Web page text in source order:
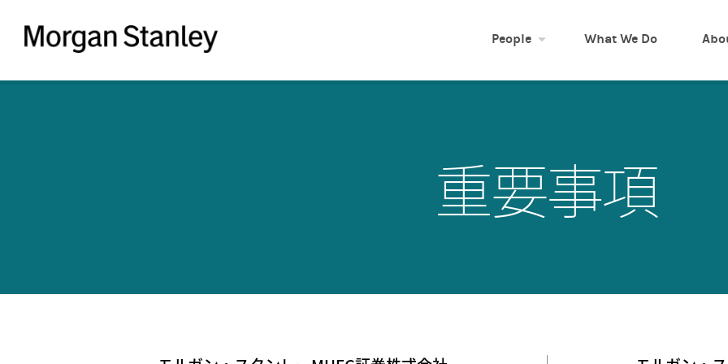
Stanley People What We Do
重要事項